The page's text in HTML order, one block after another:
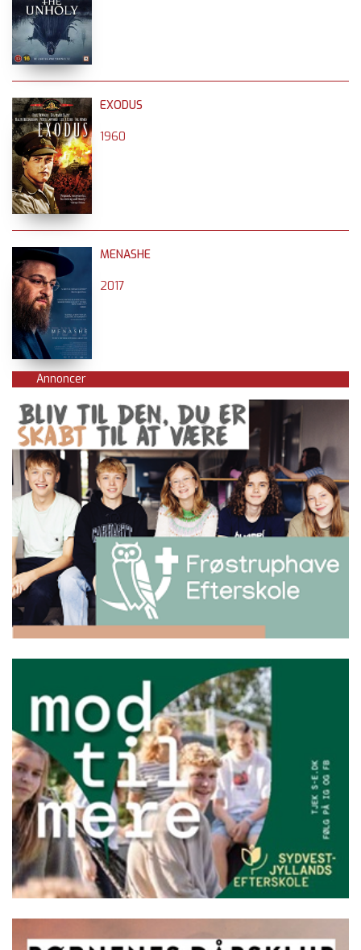
EXODUS
1960
MENASHE
2017
Annoncer